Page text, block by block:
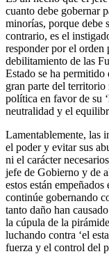
cuanto debe gobernar
minorías, porque debe
contrario, es el
responder por el
debilitamiento de las
Estado se ha permitido
gran parte del territorio
política en favor de su
neutralidad y el
Lamentablemente, las
el poder y evitar sus
ni el carácter
jefe de Gobierno y de
estos están empeñados
continúe gobernando
tanto daño han
la cúpula de la
luchando contra ‘el
fuerza y el control del